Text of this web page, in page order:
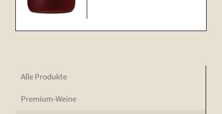
Alle Pro­duk­te
Pre­mi­um-Wei­ne